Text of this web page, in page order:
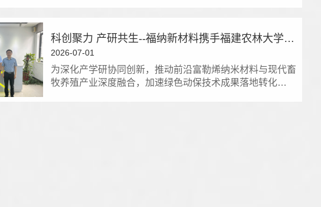
科创聚力 产研共生--福纳新材料携手福建农林大学共拓富勒烯绿色农业新赛道
2026-07-01
为深化产学研协同创新，推动前沿富勒烯纳米材料与现代畜
牧养殖产业深度融合，加速绿色动保技术成果落地转化…